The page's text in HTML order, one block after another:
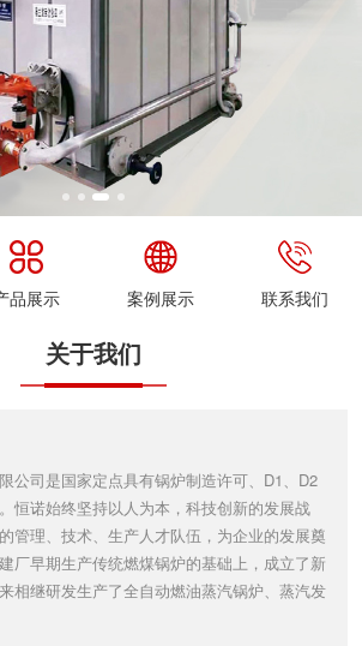
品展示 案例展示 联系我们
关于我们
公司是国家定点具有锅炉制造许可、D1、D2
恒诺始终坚持以人为本，科技创新的发展战
管理、技术、生产人才队伍，为企业的发展奠
厂早期生产传统燃煤锅炉的基础上，成立了新
相继研发生产了全自动燃油蒸汽锅炉、蒸汽发